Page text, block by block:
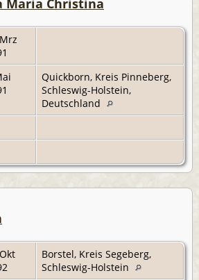
Quickborn, Kreis Pinneberg,
Schleswig-Holstein,
Deutschland
Borstel, Kreis Segeberg,
Schleswig-Holstein